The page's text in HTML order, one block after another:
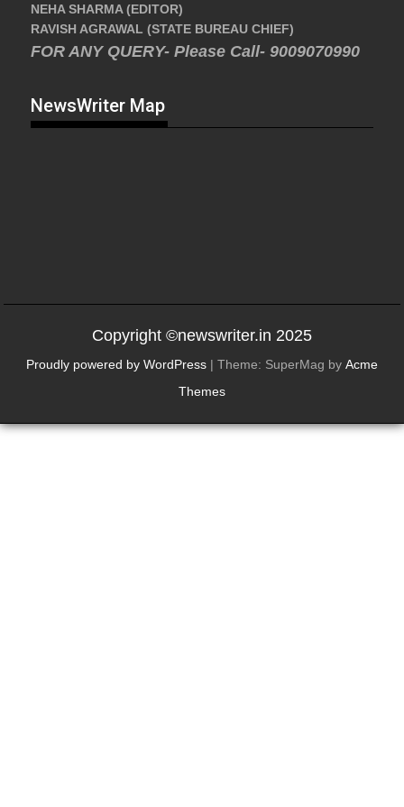
NEHA SHARMA (EDITOR)
RAVISH AGRAWAL (STATE BUREAU CHIEF)
FOR ANY QUERY- Please Call- 9009070990
NewsWriter Map
Copyright ©newswriter.in 2025
Proudly powered by WordPress | Theme: SuperMag by Acme
Themes